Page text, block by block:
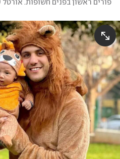
פורים ראשון בפנים חשופות. אורטל